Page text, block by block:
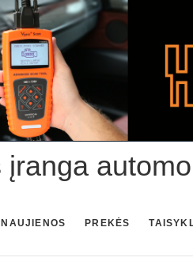
įranga
NAUJIENOS PREKĖS